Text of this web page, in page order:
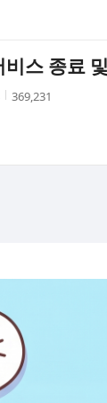
스 종료
조
369,231